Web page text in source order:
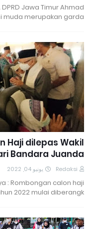
Jawa Timur Ahmad
muda merupakan garda …
Haji dilepas Wakil
Bandara Juanda
Redaksi يونيو 04, 2022
: Rombongan calon haji
2022 mulai diberangk…